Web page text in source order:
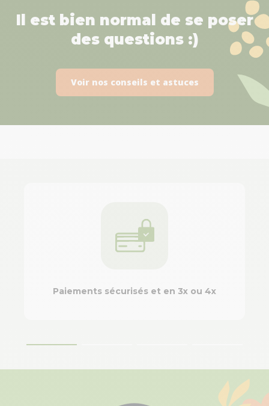
Il est bien normal de se poser
des questions :)
Voir nos conseils et astuces
Paiements sécurisés et en 3x ou 4x